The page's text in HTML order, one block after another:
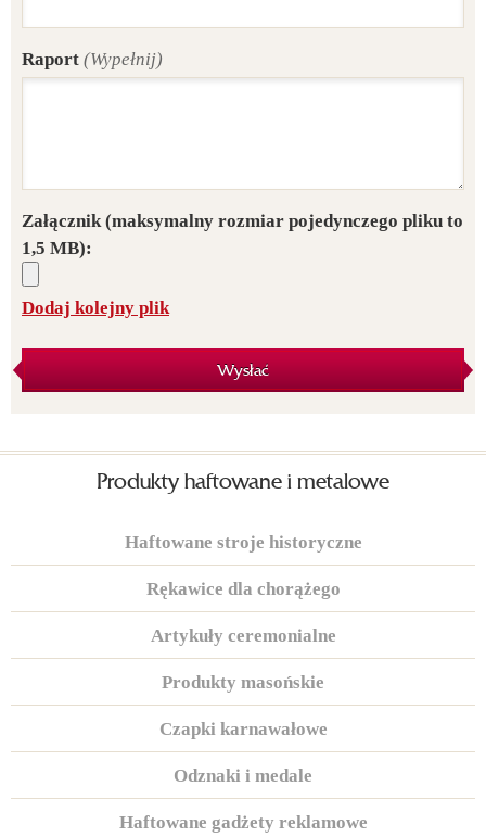
Raport (Wypełnij)
Załącznik (maksymalny rozmiar pojedynczego pliku to
1,5 MB):
Dodaj kolejny plik
Wysłać
Produkty haftowane i metalowe
Haftowane stroje historyczne
Rękawice dla chorążego
Artykuły ceremonialne
Produkty masońskie
Czapki karnawałowe
Odznaki i medale
Haftowane gadżety reklamowe